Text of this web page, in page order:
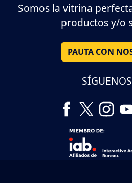
Somos la vitrina
productos y/o
PAUTA CON